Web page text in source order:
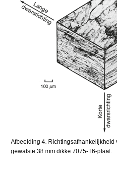
Afbeelding 4. Richtingsafhankelijkheid
gewalste 38 mm dikke 7075-T6-plaat.